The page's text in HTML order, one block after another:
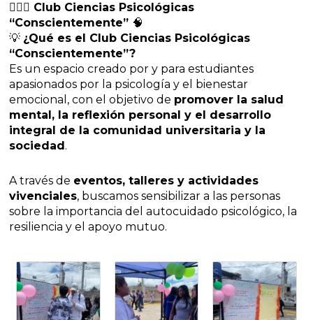
👩🏻‍⚕️ Club Ciencias Psicológicas
“Conscientemente” 🧠
💡 ¿Qué es el Club Ciencias Psicológicas
“Conscientemente”?
Es un espacio creado por y para estudiantes
apasionados por la psicología y el bienestar
emocional, con el objetivo de promover la salud
mental, la reflexión personal y el desarrollo
integral de la comunidad universitaria y la
sociedad .
A través de eventos, talleres y actividades
vivenciales, buscamos sensibilizar a las personas
sobre la importancia del autocuidado psicológico, la
resiliencia y el apoyo mutuo.